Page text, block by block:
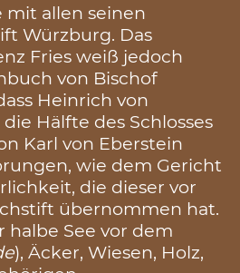
mit allen seinen
Würzburg. Das
Fries weiß jedoch
von Bischof
Heinrich von
die Hälfte des Schlosses
Karl von Eberstein
wie dem Gericht
die dieser vor
übernommen hat.
halbe See vor dem
), Äcker, Wiesen, Holz,